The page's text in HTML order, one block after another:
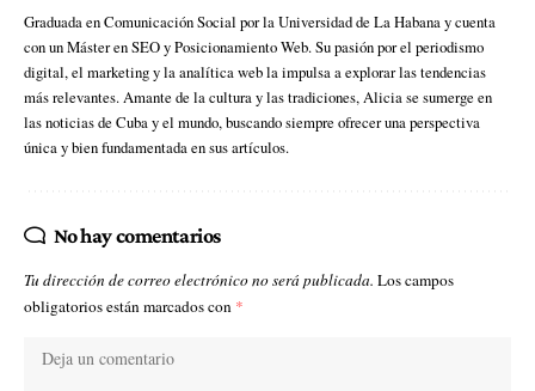
Graduada en Comunicación Social por la Universidad de La Habana y cuenta
con un Máster en SEO y Posicionamiento Web. Su pasión por el periodismo
digital, el marketing y la analítica web la impulsa a explorar las tendencias
más relevantes. Amante de la cultura y las tradiciones, Alicia se sumerge en
las noticias de Cuba y el mundo, buscando siempre ofrecer una perspectiva
única y bien fundamentada en sus artículos.
No hay comentarios
Tu dirección de correo electrónico no será publicada. Los campos
obligatorios están marcados con *